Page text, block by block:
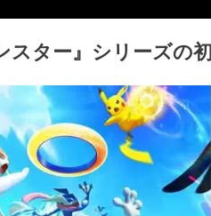
スター』シリーズの